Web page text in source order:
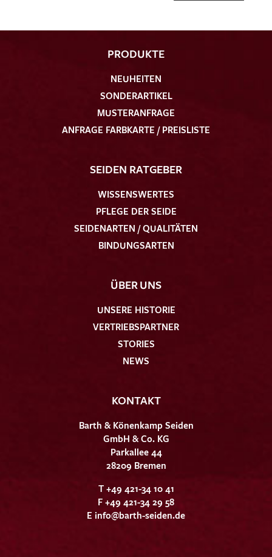
PRODUKTE
NEUHEITEN
SONDERARTIKEL
MUSTERANFRAGE
ANFRAGE FARBKARTE / PREISLISTE
SEIDEN RATGEBER
WISSENSWERTES
PFLEGE DER SEIDE
SEIDENARTEN / QUALITÄTEN
BINDUNGSARTEN
ÜBER UNS
UNSERE HISTORIE
VERTRIEBSPARTNER
STORIES
NEWS
KONTAKT
Barth & Könenkamp Seiden
GmbH & Co. KG
Parkallee 44
28209 Bremen
T +49 421-34 10 41
F +49 421-34 29 58
E info@barth-seiden.de